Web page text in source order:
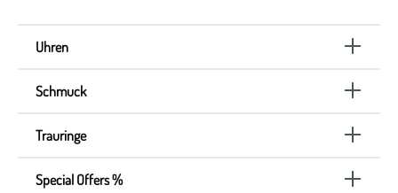
Uhren
Schmuck
Trauringe
Special Offers %